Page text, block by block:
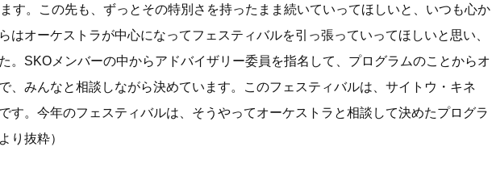
す。この先も、ずっとその特別さを持ったまま続いていってほしいと、いつも心か
はオーケストラが中心になってフェスティバルを引っ張っていってほしいと思い、
。SKOメンバーの中からアドバイザリー委員を指名して、プログラムのことからオ
、みんなと相談しながら決めています。このフェスティバルは、サイトウ・キネ
す。今年のフェスティバルは、そうやってオーケストラと相談して決めたプログラ
り抜粋）